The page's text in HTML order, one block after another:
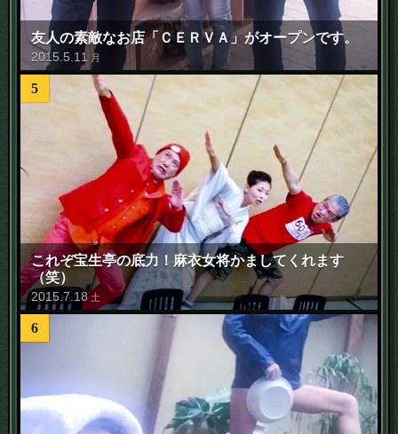
友人の素敵なお店「ＣＥＲＶＡ」がオープンです。
2015 5 11 月
5
これぞ宝生亭の底力！麻衣女将かましてくれます
（笑）
2015.7. 18 土
6